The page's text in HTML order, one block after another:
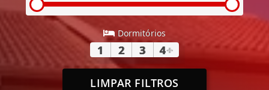
Dormitórios
1 2 3 4+
LIMPAR FILTROS